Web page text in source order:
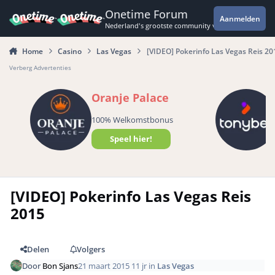
Onetime Forum
Nederland's grootste community voor de
Aanmelden
Home Casino Las Vegas [VIDEO] Pokerinfo Las Vegas Reis
Verberg Advertenties
Oranje Palace
100% Welkomstbonus
Speel hier!
[VIDEO] Pokerinfo Las Vegas Reis
2015
Delen
Volgers
DoorBon Sjans21 maart 2015 11 jr in Las Vegas